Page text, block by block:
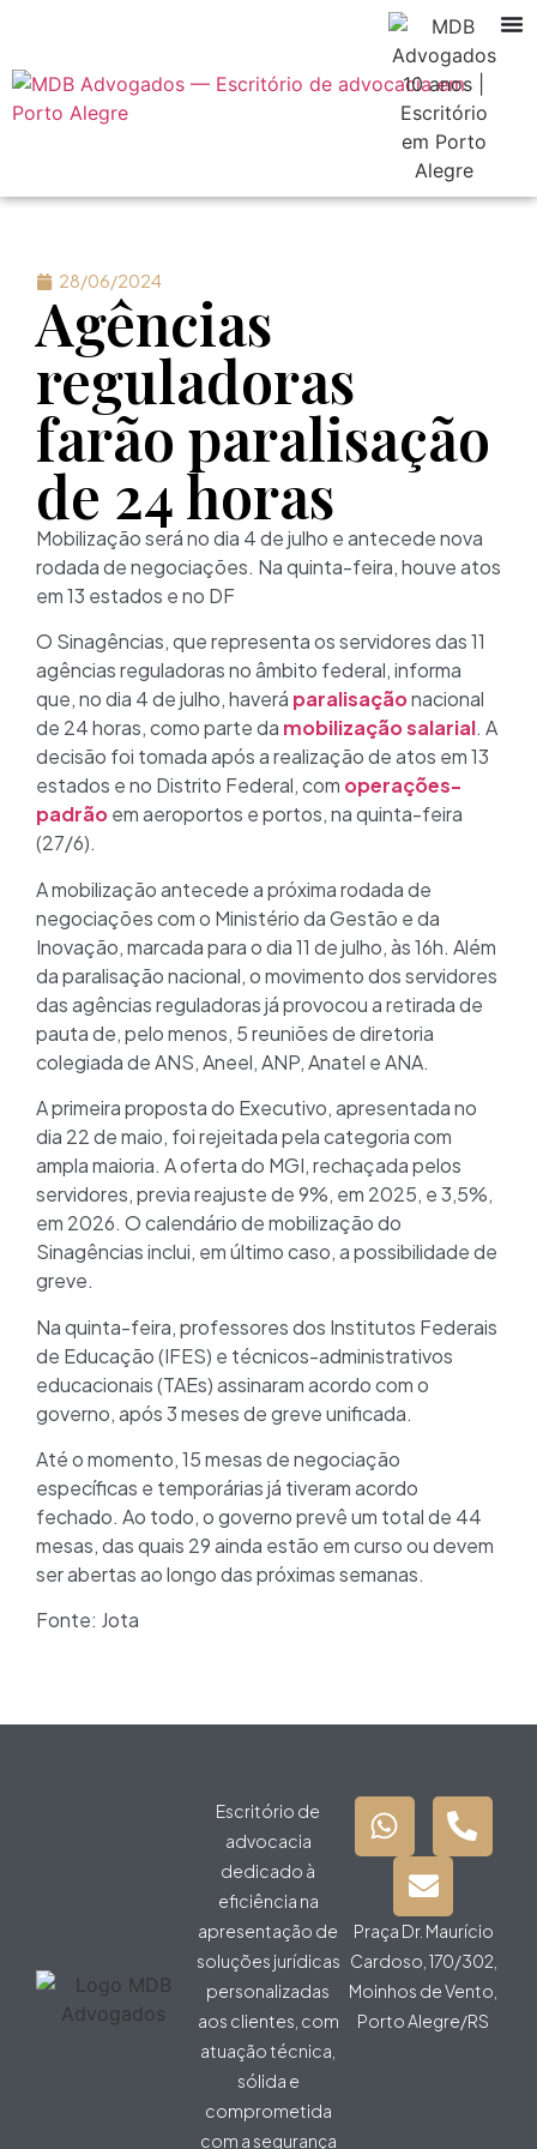
28/06/2024
Agências
reguladoras
farão paralisação
de 24 horas
Mobilização será no dia 4 de julho e antecede nova
rodada de negociações. Na quinta-feira, houve atos
em 13 estados e no DF
O Sinagências, que representa os servidores das 11
agências reguladoras no âmbito federal, informa
que, no dia 4 de julho, haverá paralisaçãonacional
de 24 horas, como parte da mobilização salarial. A
decisão foi tomada após a realização de atos em 13
estados e no Distrito Federal, com operações-
padrãoem aeroportos e portos, na quinta-feira
(27/6).
A mobilização antecede a próxima rodada de
negociações com o Ministério da Gestão e da
Inovação, marcada para o dia 11 de julho, às 16h. Além
da paralisação nacional, o movimento dos servidores
das agências reguladoras já provocou a retirada de
pauta de, pelo menos, 5 reuniões de diretoria
colegiada de ANS, Aneel, ANP, Anatel e ANA.
A primeira proposta do Executivo, apresentada no
dia 22 de maio, foi rejeitada pela categoria com
ampla maioria. A oferta do MGI, rechaçada pelos
servidores, previa reajuste de 9%, em 2025, e 3,5%,
em 2026. O calendário de mobilização do
Sinagências inclui, em último caso, a possibilidade de
greve.
Na quinta-feira, professores dos Institutos Federais
de Educação (IFES) e técnicos-administrativos
educacionais (TAEs) assinaram acordo com o
governo, após 3 meses de greve unificada.
Até o momento, 15 mesas de negociação
específicas e temporárias já tiveram acordo
fechado. Ao todo, o governo prevê um total de 44
mesas, das quais 29 ainda estão em curso ou devem
ser abertas ao longo das próximas semanas.
Fonte: Jota
Escritório de
advocacia
dedicado à
eficiência na
apresentação de
soluções jurídicas
personalizadas
aos clientes, com
atuação técnica,
sólida e
comprometida
com a segurança
Praça Dr. Maurício
Cardoso, 170/302,
Moinhos de Vento,
Porto Alegre/RS